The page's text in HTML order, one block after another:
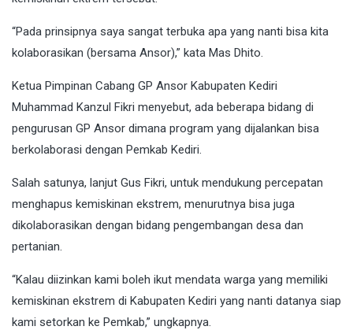
“Pada prinsipnya saya sangat terbuka apa yang nanti bisa kita
kolaborasikan (bersama Ansor),” kata Mas Dhito.
Ketua Pimpinan Cabang GP Ansor Kabupaten Kediri
Muhammad Kanzul Fikri menyebut, ada beberapa bidang di
pengurusan GP Ansor dimana program yang dijalankan bisa
berkolaborasi dengan Pemkab Kediri.
Salah satunya, lanjut Gus Fikri, untuk mendukung percepatan
menghapus kemiskinan ekstrem, menurutnya bisa juga
dikolaborasikan dengan bidang pengembangan desa dan
pertanian.
“Kalau diizinkan kami boleh ikut mendata warga yang memiliki
kemiskinan ekstrem di Kabupaten Kediri yang nanti datanya siap
kami setorkan ke Pemkab,” ungkapnya.